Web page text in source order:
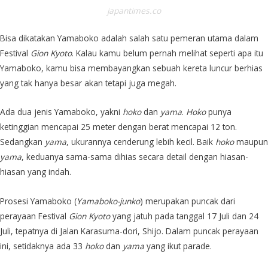
japantimes.co
Bisa dikatakan Yamaboko adalah salah satu pemeran utama dalam
Festival Gion Kyoto. Kalau kamu belum pernah melihat seperti apa itu
Yamaboko, kamu bisa membayangkan sebuah kereta luncur berhias
yang tak hanya besar akan tetapi juga megah.
Ada dua jenis Yamaboko, yakni hokodan yama. Hokopunya
ketinggian mencapai 25 meter dengan berat mencapai 12 ton.
Sedangkan yama, ukurannya cenderung lebih kecil. Baik hokomaupun
yama, keduanya sama-sama dihias secara detail dengan hiasan-
hiasan yang indah.
Prosesi Yamaboko (Yamaboko-junko) merupakan puncak dari
perayaan Festival Gion Kyotoyang jatuh pada tanggal 17 Juli dan 24
Juli, tepatnya di Jalan Karasuma-dori, Shijo. Dalam puncak perayaan
ini, setidaknya ada 33 hokodan yama yang ikut parade.